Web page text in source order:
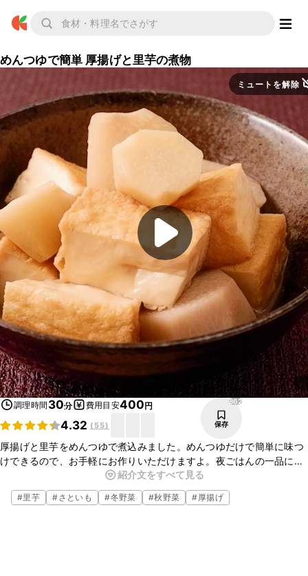
めんつゆで簡単 厚揚げと里芋の煮物
ミュートを解除
調理時間 30分 費用目安400円
4.32 ( 55)
862
保存
厚揚げと里芋をめんつゆで煮込みました。めんつゆだけで簡単に味つ
けできるので、お手軽にお作りいただけますよ。夜ごはんの一品にい
かがでしょうか。ぜひお試しください。
紹介文をすべて見る
#里芋 #さといも #冬野菜 #秋野菜 #厚揚げ